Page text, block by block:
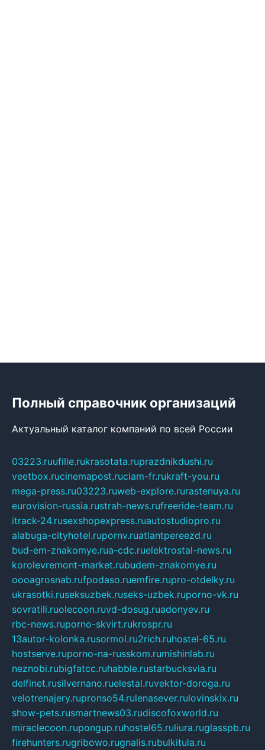
Полный справочник организаций
Актуальный каталог компаний по всей России
03223.ruufille.rukrasotata.ruprazdnikdushi.ru
veetbox.rucinemapost.ruciam-fr.rukraft-you.ru
mega-press.ru03223.ruweb-explore.rurastenuya.ru
eurovision-russia.rustrah-news.rufreeride-team.ru
itrack-24.rusexshopexpress.ruautostudiopro.ru
alabuga-cityhotel.rupornv.ruatlantpereezd.ru
bud-em-znakomye.rua-cdc.ruelektrostal-news.ru
korolevremont-market.rubudem-znakomye.ru
oooagrosnab.rufpodaso.ruemfire.rupro-otdelky.ru
ukrasotki.ruseksuzbek.ruseks-uzbek.ruporno-vk.ru
sovratili.ruolecoon.ruvd-dosug.ruadonyev.ru
rbc-news.ruporno-skvirt.rukrospr.ru
13autor-kolonka.rusormol.ru2rich.ruhostel-65.ru
hostserve.ruporno-na-russkom.rumishinlab.ru
neznobi.rubigfatcc.ruhabble.rustarbucksvia.ru
delfinet.rusilvernano.ruelestal.ruvektor-doroga.ru
velotrenajery.rupronso54.rulenasever.rulovinskix.ru
show-pets.rusmartnews03.rudiscofoxworld.ru
miraclecoon.rupongup.ruhostel65.ruliura.ruglasspb.ru
firehunters.rugribowo.rugnalis.rubulkitula.ru